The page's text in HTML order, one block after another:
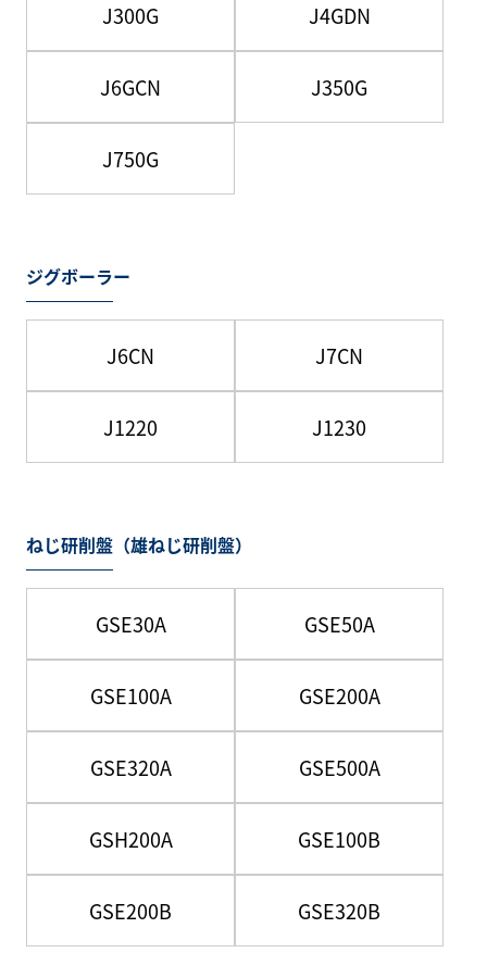
J300G J4GDN
J6GCN J350G
J750G
ジグボーラー
J6CN J7CN
J1220 J1230
ねじ研削盤（雄ねじ研削盤）
GSE30A GSE50A
GSE100A GSE200A
GSE320A GSE500A
GSH200A GSE100B
GSE200B GSE320B